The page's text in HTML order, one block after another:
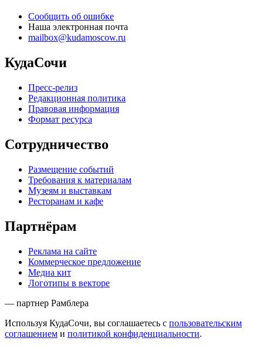
Сообщить об ошибке
Наша электронная почта
mailbox@kudamoscow.ru
КудаСочи
Пресс-релиз
Редакционная политика
Правовая информация
Формат ресурса
Сотрудничество
Размещение событий
Требования к материалам
Музеям и выставкам
Ресторанам и кафе
Партнёрам
Реклама на сайте
Коммерческое предложение
Медиа кит
Логотипы в векторе
— партнер Рамблера
Используя КудаСочи, вы соглашаетесь с пользовательским
соглашением и политикой конфиденциальности.